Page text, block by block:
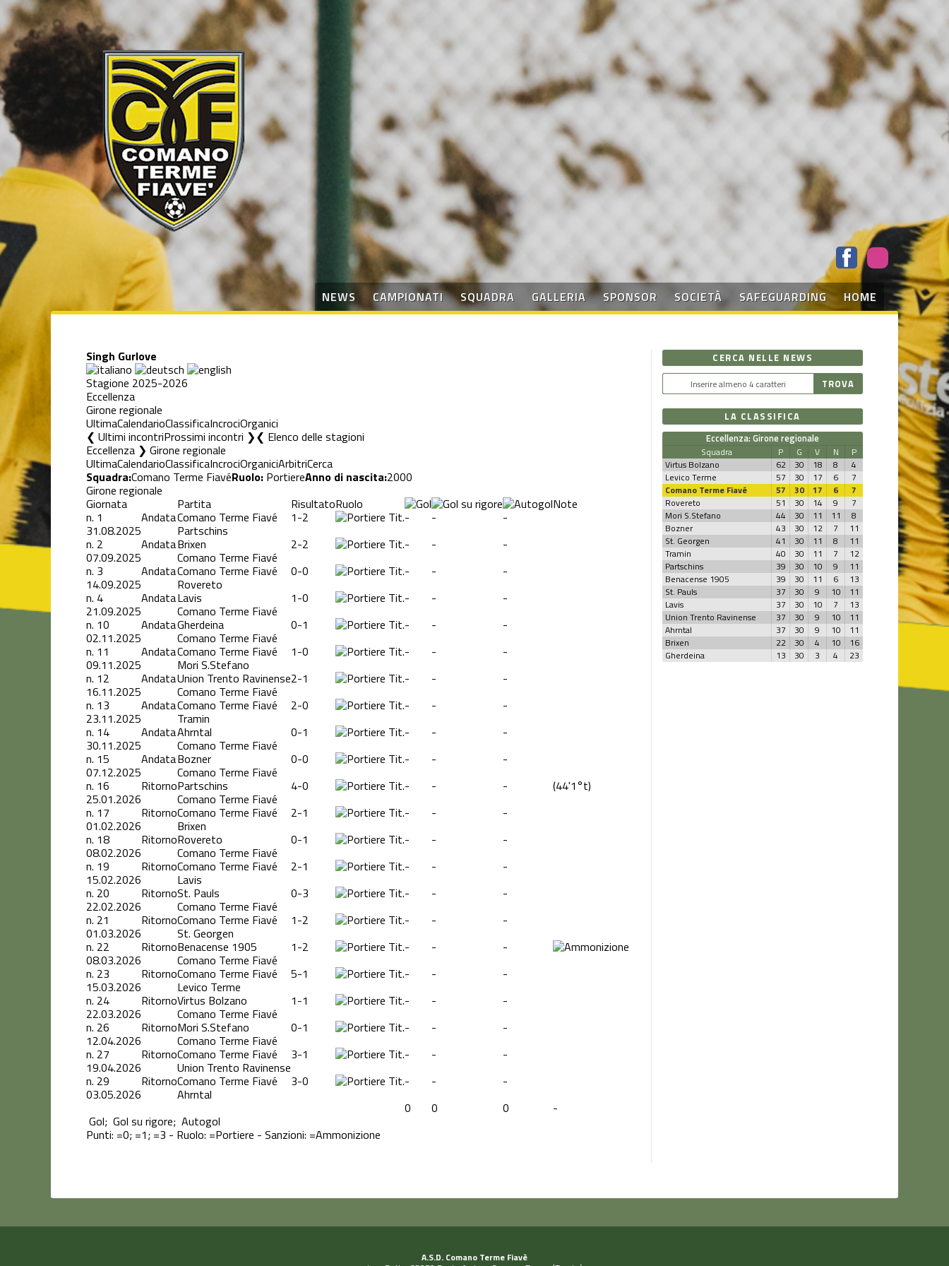
NEWS CAMPIONATI SQUADRA GALLERIA SPONSOR SOCIETÀ SAFEGUARDING HOME
Singh Gurlove
Stagione 2025-2026
Eccellenza
Girone regionale
UltimaCalendarioClassificaIncrociOrganici
❮ Ultimi incontriProssimi incontri ❯ Elenco delle stagioni
Eccellenza ❯ Girone regionale
UltimaCalendarioClassificaIncrociOrganiciArbitriCerca
Squadra:Comano Terme FiavéRuolo: PortiereAnno di nascita:2000
Girone regionale
Giornata Partita RisultatoRuolo Note
n. 1
31.08.2025
AndataComano Terme Fiavé
Partschins
1-2 Tit.- -
-
n. 2
07.09.2025
AndataBrixen
Comano Terme Fiavé
2-2 Tit.- -
-
n. 3
14.09.2025
AndataComano Terme Fiavé
Rovereto
0-0 Tit.- -
-
n. 4
21.09.2025
AndataLavis
Comano Terme Fiavé
1-0 Tit.- -
-
n. 10
02.11.2025
AndataGherdeina
Comano Terme Fiavé
0-1 Tit.- -
-
n. 11
09.11.2025
AndataComano Terme Fiavé
Mori S.Stefano
1-0 Tit.- -
-
n. 12
16.11.2025
AndataUnion Trento Ravinense
Comano Terme Fiavé
2-1 Tit.- -
-
n. 13
23.11.2025
AndataComano Terme Fiavé
Tramin
2-0 Tit.- -
-
n. 14
30.11.2025
AndataAhrntal
Comano Terme Fiavé
0-1 Tit.- -
-
n. 15
07.12.2025
AndataBozner
Comano Terme Fiavé
0-0 Tit.- -
-
n. 16
25.01.2026
RitornoPartschins
Comano Terme Fiavé
4-0 Tit.- - - (44'1°t)
n. 17
01.02.2026
RitornoComano Terme Fiavé
Brixen
2-1 Tit.- -
-
n. 18
08.02.2026
RitornoRovereto
Comano Terme Fiavé
0-1 Tit.- -
-
n. 19
15.02.2026
RitornoComano Terme Fiavé
Lavis
2-1 Tit.- -
-
n. 20
22.02.2026
RitornoSt. Pauls
Comano Terme Fiavé
0-3 Tit.- -
-
n. 21
01.03.2026
RitornoComano Terme Fiavé
St. Georgen
1-2 Tit.- -
-
n. 22
08.03.2026
RitornoBenacense 1905
Comano Terme Fiavé
1-2 Tit.- -
-
n. 23
15.03.2026
RitornoComano Terme Fiavé
Levico Terme
5-1 Tit.- -
-
n. 24
22.03.2026
RitornoVirtus Bolzano
Comano Terme Fiavé
1-1 Tit.- -
-
n. 26
12.04.2026
RitornoMori S.Stefano
Comano Terme Fiavé
0-1 Tit.- -
-
n. 27
19.04.2026
RitornoComano Terme Fiavé
Union Trento Ravinense
3-1 Tit.- -
-
n. 29
03.05.2026
RitornoComano Terme Fiavé
Ahrntal
3-0 Tit.- -
-
0
0 0 -
Gol; Gol su rigore; Autogol
Punti: =0; =1; =3 - Ruolo: =Portiere - Sanzioni: =Ammonizione
CERCA NELLE NEWS
LA CLASSIFICA
Eccellenza: Girone regionale
Squadra P G V N
P
Virtus Bolzano
62 30 18 8
4
Levico Terme
57 30 17 6
7
Comano Terme Fiavé
57 30 17 6
7
Rovereto
51 30 14 9
7
Mori S.Stefano
44 30 11 11
8
Bozner
43 30 12 7
11
St. Georgen
41 30 11 8
11
Tramin
40 30 11 7
12
Partschins
39 30 10 9
11
Benacense 1905
39 30 11 6
13
St. Pauls
37 30 9 10
11
Lavis
37 30 10 7
13
Union Trento Ravinense
37 30 9 10
11
Ahrntal
37 30 9 10
11
Brixen
22 30 4 10
16
Gherdeina
13 30 3 4 23
A.S.D. Comano Terme Fiavè